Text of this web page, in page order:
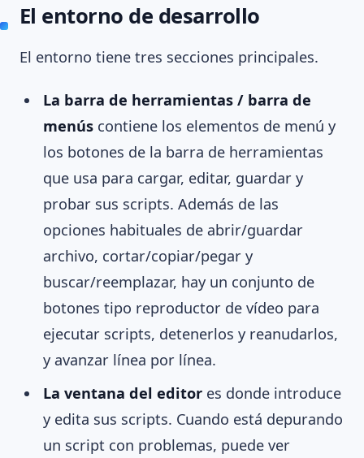
El entorno de desarrollo
El entorno tiene tres secciones principales.
La barra de herramientas / barra de
menús contiene los elementos de menú y
los botones de la barra de herramientas
que usa para cargar, editar, guardar y
probar sus scripts. Además de las
opciones habituales de abrir/guardar
archivo, cortar/copiar/pegar y
buscar/reemplazar, hay un conjunto de
botones tipo reproductor de vídeo para
ejecutar scripts, detenerlos y reanudarlos,
y avanzar línea por línea.
La ventana del editor es donde introduce
y edita sus scripts. Cuando está depurando
un script con problemas, puede ver